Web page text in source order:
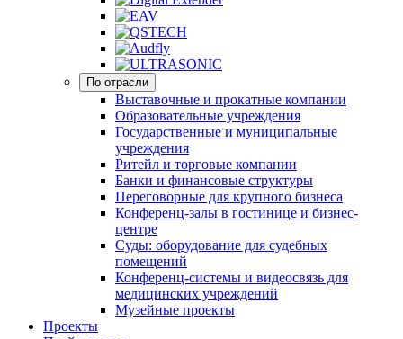
По отрасли
Выставочные и прокатные компании
Образовательные учреждения
Государственные и муниципальные
учреждения
Ритейл и торговые компании
Банки и финансовые структуры
Переговорные для крупного бизнеса
Конференц-залы в гостинице и бизнес-
центре
Суды: оборудование для судебных
помещений
Конференц-системы и видеосвязь для
медицинских учреждений
Музейные проекты
Проекты